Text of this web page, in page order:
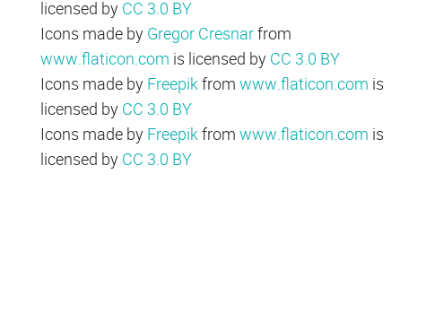
licensed by CC 3.0 BY
Icons made by Gregor Cresnarfrom
www.flaticon.com is licensed by CC 3.0 BY
Icons made by Freepikfrom www.flaticon.com is
licensed by CC 3.0 BY
Icons made by Freepikfrom www.flaticon.com is
licensed by CC 3.0 BY